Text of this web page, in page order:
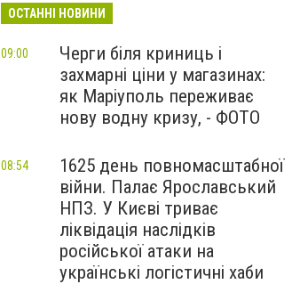
ОСТАННІ НОВИНИ
Черги біля криниць і
захмарні ціни у магазинах:
як Маріуполь переживає
нову водну кризу, - ФОТО
09:00
1625 день повномасштабної
війни. Палає Ярославський
НПЗ. У Києві триває
ліквідація наслідків
російської атаки на
українські логістичні хаби
08:54